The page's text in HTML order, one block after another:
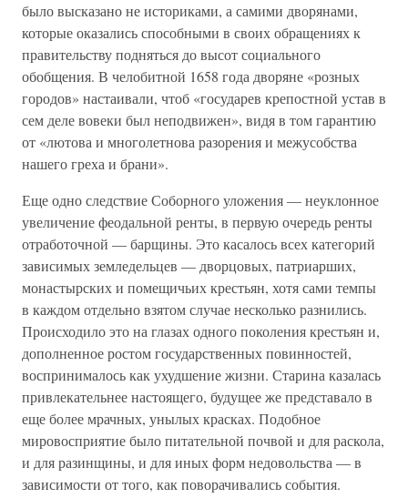
было высказано не историками, а самими дворянами,
которые оказались способными в своих обращениях к
правительству подняться до высот социального
обобщения. В челобитной 1658 года дворяне «розных
городов» настаивали, чтоб «государев крепостной устав в
сем деле вовеки был неподвижен», видя в том гарантию
от «лютова и многолетнова разорения и межусобства
нашего греха и брани».
Еще одно следствие Соборного уложения — неуклонное
увеличение феодальной ренты, в первую очередь ренты
отработочной — барщины. Это касалось всех категорий
зависимых земледельцев — дворцовых, патриарших,
монастырских и помещичьих крестьян, хотя сами темпы
в каждом отдельно взятом случае несколько разнились.
Происходило это на глазах одного поколения крестьян и,
дополненное ростом государственных повинностей,
воспринималось как ухудшение жизни. Старина казалась
привлекательнее настоящего, будущее же представало в
еще более мрачных, унылых красках. Подобное
мировосприятие было питательной почвой и для раскола,
и для разинщины, и для иных форм недовольства — в
зависимости от того, как поворачивались события.